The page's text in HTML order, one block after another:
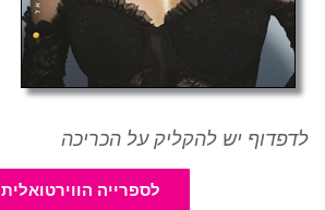
לדפדוף יש להקליק על הכריכה
לספרייה הווירטואלית